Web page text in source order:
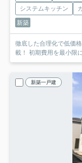
システムキッチン
新築
徹底した合理化で低価
載！ 初期費用を最小限
新築一戸建